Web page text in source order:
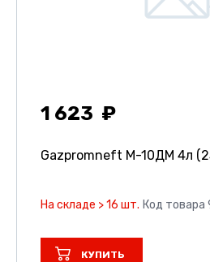
1 623
Gazpromneft М-10ДМ 4л
На складе > 16 шт. Код
КУПИТЬ